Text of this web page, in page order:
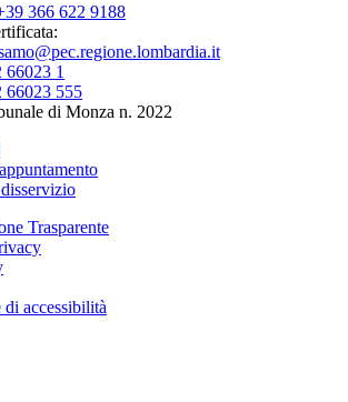
366 622 9188
66023 1
66023 555
di Monza n. 2022
Trasparente
accessibilità